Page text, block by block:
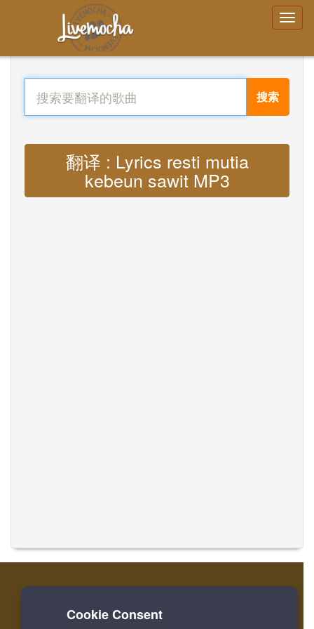
搜索
翻译 : Lyrics resti mutia
kebeun sawit MP3
家 登录 寄存器
Cookie Consent